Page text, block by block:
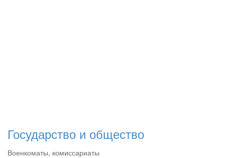
Государство и общество
Военкоматы, комиссариаты